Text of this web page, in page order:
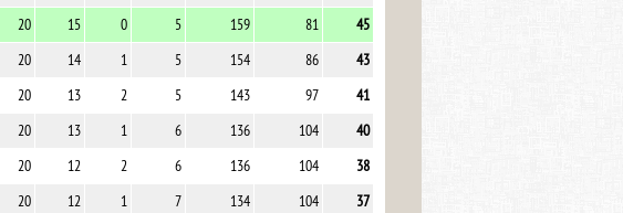
20 15 0 5 159 81
45
20 14 1 5 154 86
43
20 13 2 5 143 97
41
20 13 1 6 136 104
40
20 12 2 6 136 104
38
20 12 1 7 134 104
37